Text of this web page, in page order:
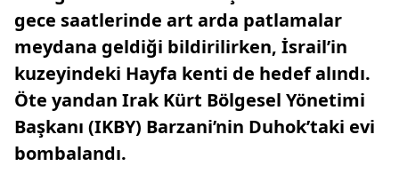
gece saatlerinde art arda patlamalar
meydana geldiği bildirilirken, İsrail’in
kuzeyindeki Hayfa kenti de hedef alındı.
Öte yandan Irak Kürt Bölgesel Yönetimi
Başkanı (IKBY) Barzani’nin Duhok’taki evi
bombalandı.